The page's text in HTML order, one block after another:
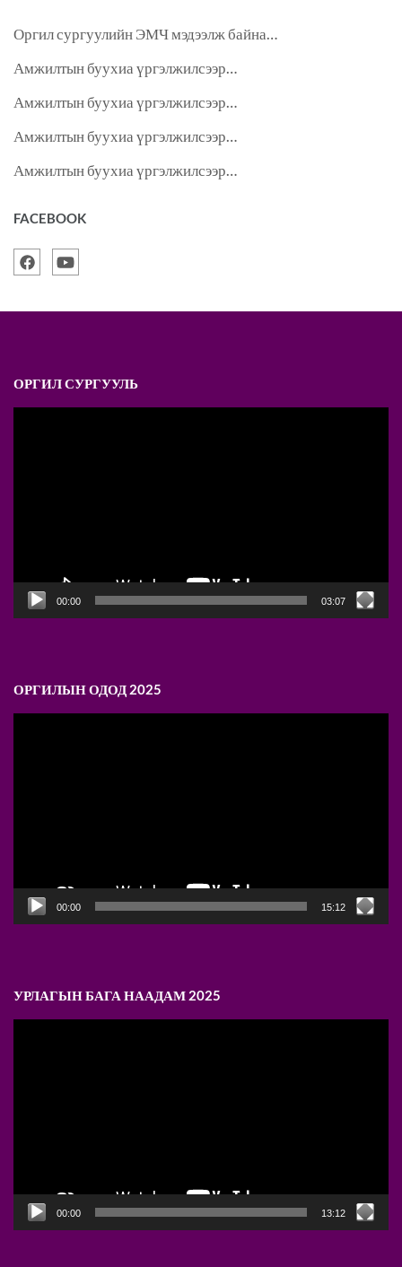
Оргил сургуулийн ЭМЧ мэдээлж байна…
Амжилтын буухиа үргэлжилсээр…
Амжилтын буухиа үргэлжилсээр…
Амжилтын буухиа үргэлжилсээр…
Амжилтын буухиа үргэлжилсээр…
FACEBOOK
ОРГИЛ СУРГУУЛЬ
00:00 03:07
ОРГИЛЫН ОДОД 2025
00:00 15:12
УРЛАГЫН БАГА НААДАМ 2025
00:00 13:12